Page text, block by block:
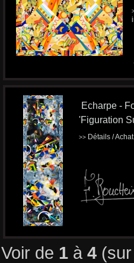
Echarpe -
'Figuration
>> Détails /
Voir de 1 à 4